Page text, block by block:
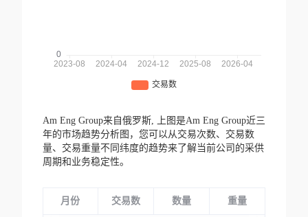
Am Eng Group来自俄罗斯,
上图是Am Eng Group近三
年的市场趋势分析图，您可以从交易次数、交易数
量、交易重量不同纬度的趋势来了解当前公司的采供
周期和业务稳定性。
月份 交易数 数量 重量